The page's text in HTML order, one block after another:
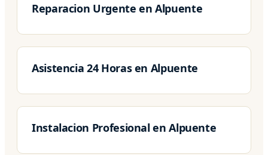
Reparacion Urgente en Alpuente
Asistencia 24 Horas en Alpuente
Instalacion Profesional en Alpuente